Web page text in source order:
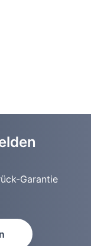
Garantie